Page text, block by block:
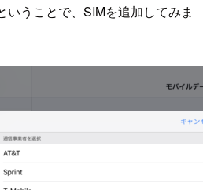
うことで、SIMを追加してみま